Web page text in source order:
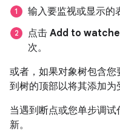
输入要监视或显示的
点击 Add to
次。
或者，如果对象树包含
到树的顶部以将其添加为
当遇到断点或您单步调
新。